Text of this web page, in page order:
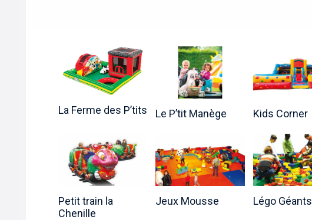
La Ferme des P’tits Le P’tit Manège Kids Corner
Petit train la
Chenille
Jeux Mousse Légo Géants